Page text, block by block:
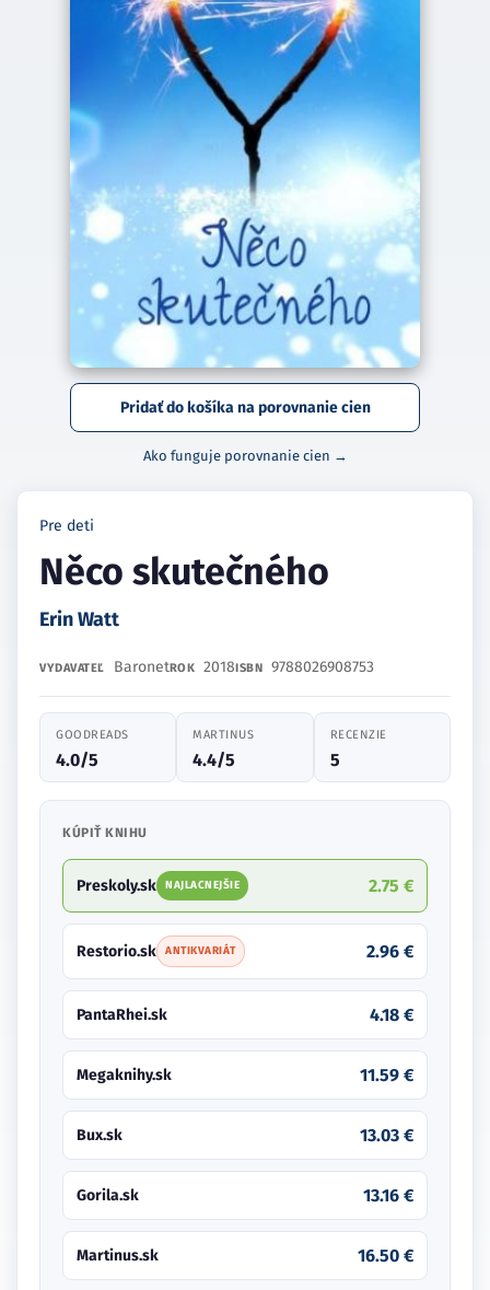
Pridať do košíka na porovnanie cien
Ako funguje porovnanie cien →
Pre deti
Něco skutečného
Erin Watt
VYDAVATEĽ BaronetROK 2018ISBN 9788026908753
GOODREADS
4.0/5
MARTINUS
4.4/5
RECENZIE
5
KÚPIŤ KNIHU
Preskoly.sk NAJLACNEJŠIE 2.75 €
Restorio.sk ANTIKVARIÁT 2.96 €
PantaRhei.sk 4.18 €
Megaknihy.sk 11.59 €
Bux.sk 13.03 €
Gorila.sk 13.16 €
Martinus.sk 16.50 €